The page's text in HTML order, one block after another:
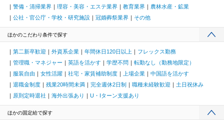
警備・清掃業界
理容・美容・エステ業界 教育業界
農林水産・鉱業
公社・官公庁・学校・研究施設
冠婚葬祭業界 その他
ほかのこだわり条件で探す
第二新卒歓迎 外資系企業 年間休日120日以上
フレックス勤務
管理職・マネジャー
英語を活かす 学歴不問
転勤なし（勤務地限定）
服装自由
女性活躍 社宅・家賃補助制度 上場企業
中国語を活かす
退職金制度
残業20時間未満 完全週休2日制 職種未経験歓迎
土日祝休み
原則定時退社
海外出張あり U・Iターン支援あり
ほかの固定給で探す